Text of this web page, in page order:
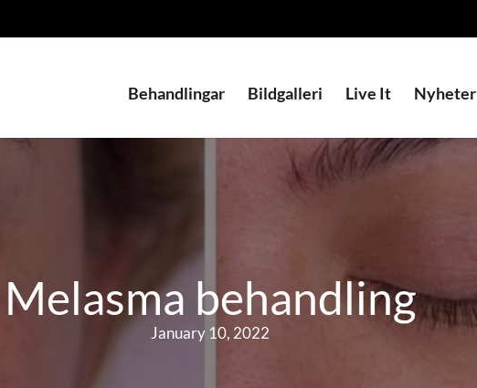
Behandlingar Bildgalleri Live It Nyheter
Melasma behandling
January 10, 2022